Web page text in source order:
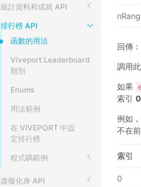
統計資料和成就 API
排行榜 API
函數的用法
Viveport.Leaderboard
類別
Enums
用法範例
在 VIVEPORT 中設
定排行榜
程式碼範例
虛擬化身 API
回傳：
調用
如果
索引 0
例如
不在
索引
0